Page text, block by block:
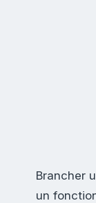
Brancher
un